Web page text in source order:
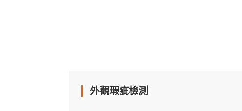
外觀瑕疵檢測